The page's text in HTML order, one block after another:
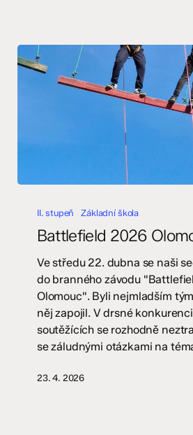
2026II. stupeň Základní škola
Battlefield 2026
Ve středu 22. dubna se naši
do branného závodu
Olomouc". Byli nejmladším
něj zapojil. V drsné
soutěžících se rozhodně
se záludnými otázkami na
23. 4. 2026